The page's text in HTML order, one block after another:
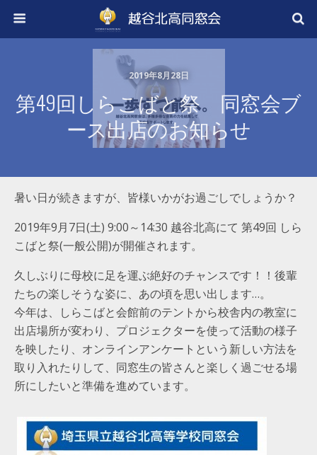
2019年8月28日
第49回しらこばと祭 同窓会ブ
ース出店のお知らせ
暑い日が続きますが、皆様いかがお過ごしでしょうか？
2019年9月7日(土) 9:00～14:30 越谷北高にて 第49回 しら
こばと祭(一般公開)が開催されます。
久しぶりに母校に足を運ぶ絶好のチャンスです！！後輩
たちの楽しそうな姿に、あの頃を思い出します…。
今年は、しらこばと会館前のテントから校舎内の教室に
出店場所が変わり、プロジェクターを使って活動の様子
を映したり、オンラインアンケートという新しい方法を
取り入れたりして、同窓生の皆さんと楽しく過ごせる場
所にしたいと準備を進めています。